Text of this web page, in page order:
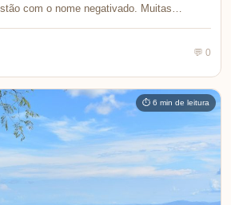
com o nome negativado. Muitas…
💬 0
⏱ 6 min de leitura